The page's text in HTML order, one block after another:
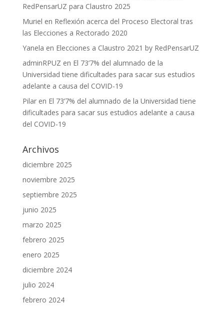
RedPensarUZ para Claustro 2025
Muriel en Reflexión acerca del Proceso Electoral tras
las Elecciones a Rectorado 2020
Yanela en Elecciones a Claustro 2021 by RedPensarUZ
adminRPUZ en El 73’7% del alumnado de la
Universidad tiene dificultades para sacar sus estudios
adelante a causa del COVID-19
Pilaren El 73’7% del alumnado de la Universidad tiene
dificultades para sacar sus estudios adelante a causa
del COVID-19
Archivos
diciembre 2025
noviembre 2025
septiembre 2025
junio 2025
marzo 2025
febrero 2025
enero 2025
diciembre 2024
julio 2024
febrero 2024